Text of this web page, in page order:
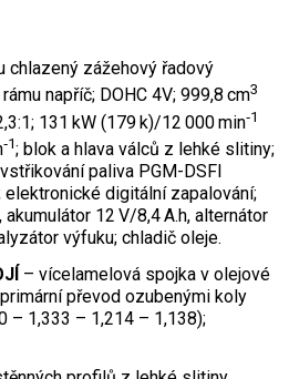
chlazený zážehový řadový
napříč; DOHC 4V; 999,8 cm3
131 kW (179 k)/12 000 min‑1
‑1; blok a hlava válců z lehké slitiny;
paliva PGM-DSFI
digitální zapalování;
12 V/8,4 A.h, alternátor
výfuku; chladič oleje.
– vícelamelová spojka v olejové
převod ozubenými koly
– 1,333 – 1,214 – 1,138);